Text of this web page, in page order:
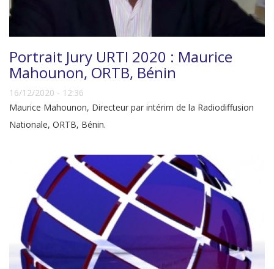
Portrait Jury URTI 2020 : Maurice
Mahounon, ORTB, Bénin
16/12/2020 - 12:36
Maurice Mahounon, Directeur par intérim de la Radiodiffusion
Nationale, ORTB, Bénin.